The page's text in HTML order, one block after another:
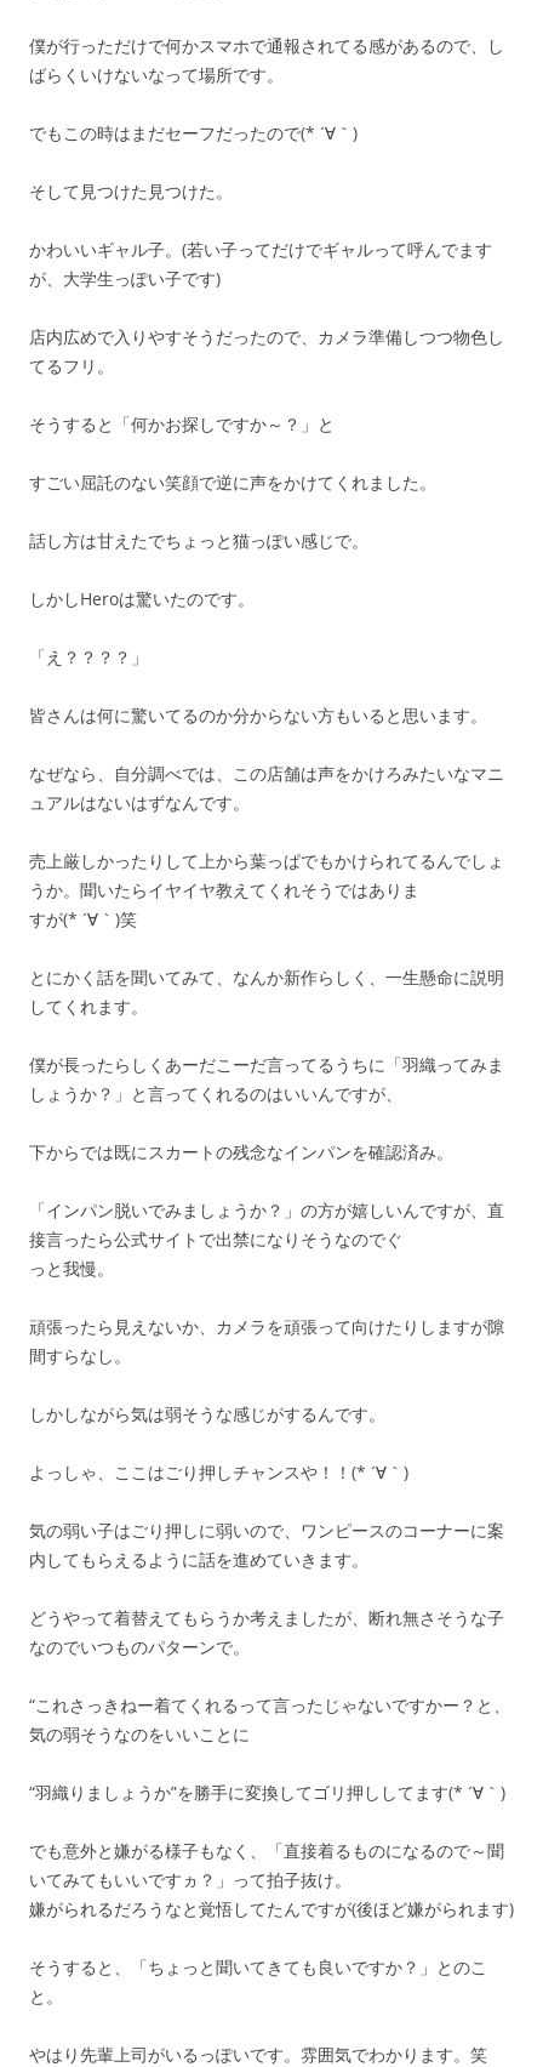
僕が行っただけで何かスマホで通報されてる感があるので、し
ばらくいけないなって場所です。
でもこの時はまだセーフだったので(* ´∀｀)
そして見つけた見つけた。
かわいいギャル子。(若い子ってだけでギャルって呼んでます
が、大学生っぽい子です)
店内広めで入りやすそうだったので、カメラ準備しつつ物色し
てるフリ。
そうすると「何かお探しですか～？」と
すごい屈託のない笑顔で逆に声をかけてくれました。
話し方は甘えたでちょっと猫っぽい感じで。
しかしHeroは驚いたのです。
「え？？？？」
皆さんは何に驚いてるのか分からない方もいると思います。
なぜなら、自分調べでは、この店舗は声をかけろみたいなマニ
ュアルはないはずなんです。
売上厳しかったりして上から葉っぱでもかけられてるんでしょ
うか。聞いたらイヤイヤ教えてくれそうではありま
すが(* ´∀｀)笑
とにかく話を聞いてみて、なんか新作らしく、一生懸命に説明
してくれます。
僕が長ったらしくあーだこーだ言ってるうちに「羽織ってみま
しょうか？」と言ってくれるのはいいんですが、
下からでは既にスカートの残念なインパンを確認済み。
「インパン脱いでみましょうか？」の方が嬉しいんですが、直
接言ったら公式サイトで出禁になりそうなのでぐ
っと我慢。
頑張ったら見えないか、カメラを頑張って向けたりしますが隙
間すらなし。
しかしながら気は弱そうな感じがするんです。
よっしゃ、ここはごり押しチャンスや！！(* ´∀｀)
気の弱い子はごり押しに弱いので、ワンピースのコーナーに案
内してもらえるように話を進めていきます。
どうやって着替えてもらうか考えましたが、断れ無さそうな子
なのでいつものパターンで。
“これさっきねー着てくれるって言ったじゃないですかー？と、
気の弱そうなのをいいことに
“羽織りましょうか”を勝手に変換してゴリ押ししてます(* ´∀｀)
でも意外と嫌がる様子もなく、「直接着るものになるので～聞
いてみてもいいですヵ？」って拍子抜け。
嫌がられるだろうなと覚悟してたんですが(後ほど嫌がられます)
そうすると、「ちょっと聞いてきても良いですか？」とのこ
と。
やはり先輩上司がいるっぽいです。雰囲気でわかります。笑